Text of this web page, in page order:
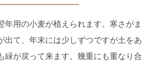
年用の小麦が植えられます。寒さがま
出て、年末には少しずつですが土をあ
緑が戻って来ます。幾重にも重なり合